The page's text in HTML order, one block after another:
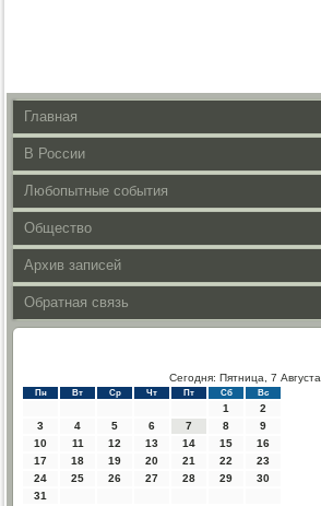
Главная
В России
Любопытные события
Общество
Архив записей
Обратная связь
Сегодня: Пятница, 7 Августа
Пн Вт Ср Чт Пт Сб Вс
1
2
3
4 5 6 7 8
9
10
11 12 13 14 15
16
17
18 19 20 21 22
23
24
25 26 27 28 29
30
31